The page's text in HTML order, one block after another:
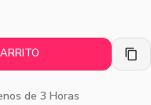
de 3 Horas